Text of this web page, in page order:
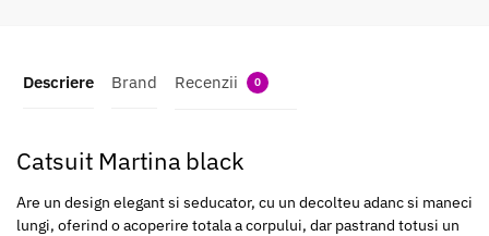
Descriere Brand Recenzii 0
Catsuit Martina black
Are un design elegant si seducator, cu un decolteu adanc si maneci
lungi, oferind o acoperire totala a corpului, dar pastrand totusi un